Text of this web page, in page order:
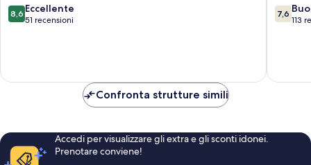
8.6
su
8,6 Eccellente
51 recensioni
7.6
su
7,6
113
Confronta strutture simili
Accedi per visualizzare gli extra e gli sconti idonei.
Prenotare conviene!